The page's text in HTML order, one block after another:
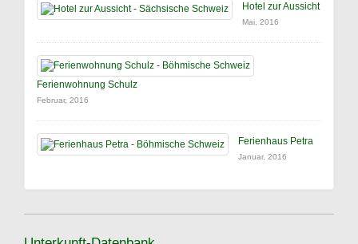
Hotel zur Aussicht
Mai, 2016
Ferienwohnung Schulz
Februar, 2016
Ferienhaus Petra
Januar, 2016